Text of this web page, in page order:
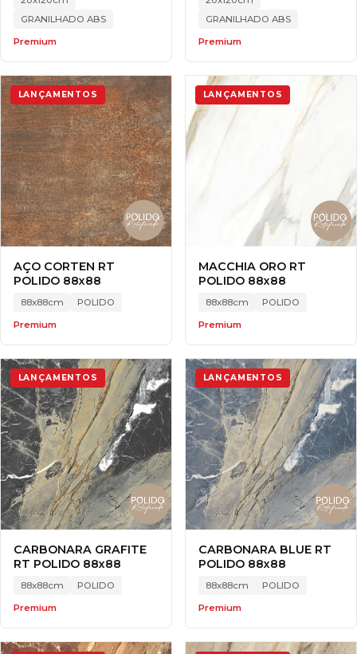
GRANILHADO ABS
Premium
GRANILHADO ABS
Premium
LANÇAMENTOS
AÇO CORTEN RT
POLIDO 88x88
88x88cm
POLIDO
Premium
LANÇAMENTOS
MACCHIA ORO RT
POLIDO 88x88
88x88cm
POLIDO
Premium
LANÇAMENTOS
CARBONARA GRAFITE
RT POLIDO 88x88
88x88cm
POLIDO
Premium
LANÇAMENTOS
CARBONARA BLUE RT
POLIDO 88x88
88x88cm
POLIDO
Premium